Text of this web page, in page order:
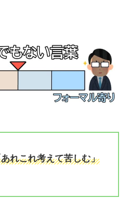
れこれ考えて苦しむ」